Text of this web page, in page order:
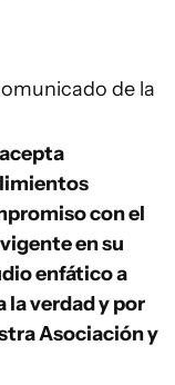
de la
con el
en su
enfático a
la verdad y por
Asociación y